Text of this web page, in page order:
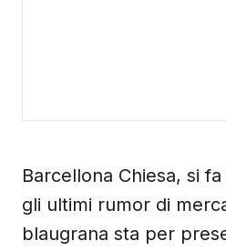
Barcellona Chiesa, si
gli ultimi rumor di
blaugrana sta per